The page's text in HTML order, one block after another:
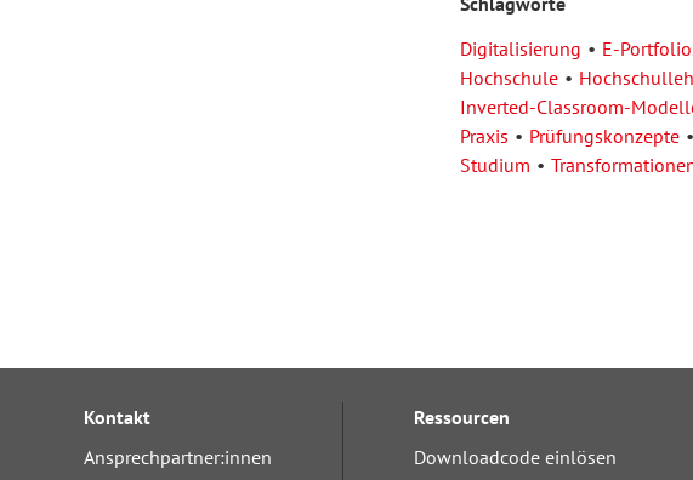
Digitalisierung
E-
Hochschule
Inverted-Classroom-
Praxis
Prüfungskonzepte
Studium
Kontakt
Ansprechpartner:innen
Ressourcen
Downloadcode einlösen